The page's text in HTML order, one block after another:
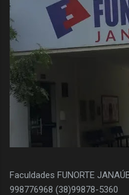
Faculdades FUNORTE
998776968 (38)99878-